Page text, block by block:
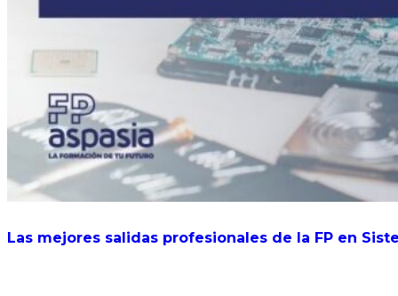
Las mejores salidas profesionales de la FP en